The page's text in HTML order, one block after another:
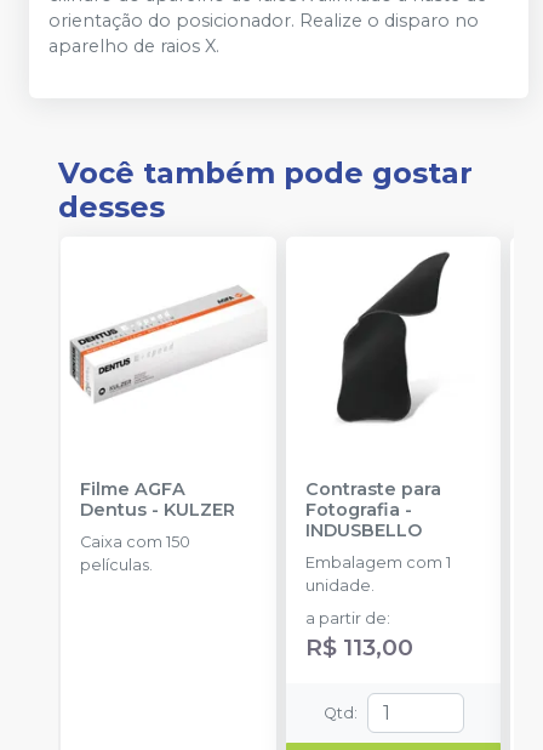
orientação do posicionador. Realize o disparo no
aparelho de raios X.
Você também pode gostar
desses
Filme AGFA
Dentus - KULZER
Caixa com 150
películas.
Contraste para
Fotografia -
INDUSBELLO
Embalagem com 1
unidade.
a partir de:
R$ 113,00
Qtd :